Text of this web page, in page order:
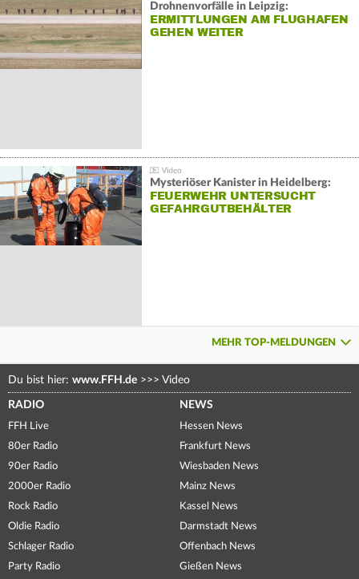
Drohnenvorfälle in Leipzig:
ERMITTLUNGEN AM FLUGHAFEN
GEHEN WEITER
Mysteriöser Kanister in Heidelberg:
FEUERWEHR UNTERSUCHT
GEFAHRGUTBEHÄLTER
MEHR TOP-MELDUNGEN
Du bist hier: www.FFH.de >>> Video
RADIO
FFH Live
80er Radio
90er Radio
2000er Radio
Rock Radio
Oldie Radio
Schlager Radio
Party Radio
NEWS
Hessen News
Frankfurt News
Wiesbaden News
Mainz News
Kassel News
Darmstadt News
Offenbach News
Gießen News